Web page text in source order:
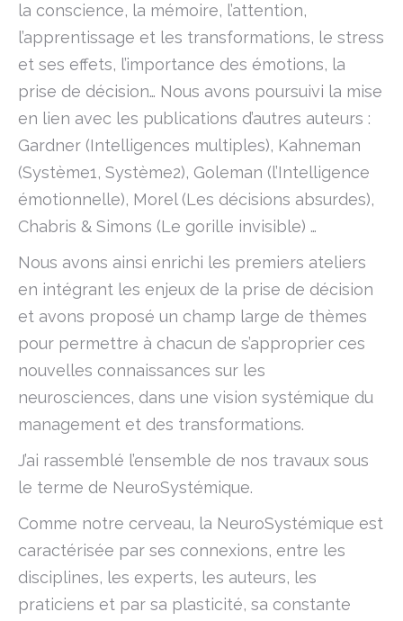
la conscience, la mémoire, l’attention,
l’apprentissage et les transformations, le stress
et ses effets, l’importance des émotions, la
prise de décision… Nous avons poursuivi la mise
en lien avec les publications d’autres auteurs :
Gardner (Intelligences multiples), Kahneman
(Système1, Système2), Goleman (l’Intelligence
émotionnelle), Morel (Les décisions absurdes),
Chabris & Simons (Le gorille invisible) …
Nous avons ainsi enrichi les premiers ateliers
en intégrant les enjeux de la prise de décision
et avons proposé un champ large de thèmes
pour permettre à chacun de s’approprier ces
nouvelles connaissances sur les
neurosciences, dans une vision systémique du
management et des transformations.
J’ai rassemblé l’ensemble de nos travaux sous
le terme de NeuroSystémique.
Comme notre cerveau, la NeuroSystémique est
caractérisée par ses connexions, entre les
disciplines, les experts, les auteurs, les
praticiens et par sa plasticité, sa constante